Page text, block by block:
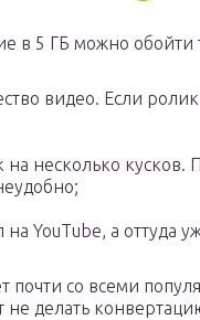
в 5 ГБ можно обойти
видео. Если
на несколько
на YouTube, а оттуда
почти со всеми
не делать